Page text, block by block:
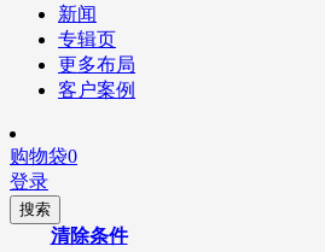
新闻
专辑页
更多布局
客户案例
购物袋0
登录
搜索
清除条件